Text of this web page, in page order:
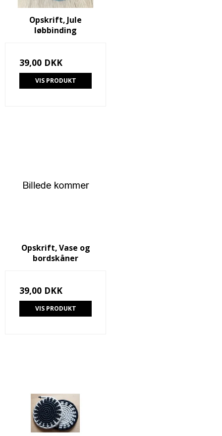
Opskrift, Jule
løbbinding
39,00 DKK
VIS PRODUKT
Opskrift, Vase og
bordskåner
39,00 DKK
VIS PRODUKT